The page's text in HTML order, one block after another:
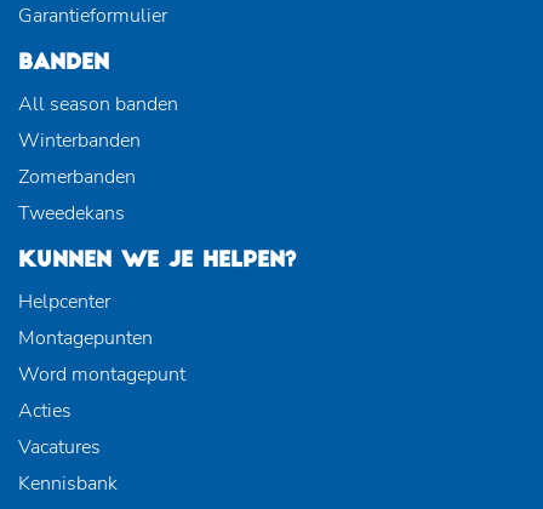
Garantieformulier
BANDEN
All season banden
Winterbanden
Zomerbanden
Tweedekans
KUNNEN WE JE HELPEN?
Helpcenter
Montagepunten
Word montagepunt
Acties
Vacatures
Kennisbank